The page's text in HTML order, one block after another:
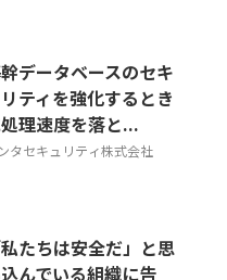
データベースのセキ
ティを強化するとき
理速度を落と...
タセキュリティ株式会社
私たちは安全だ」と思
んでいる組織に告